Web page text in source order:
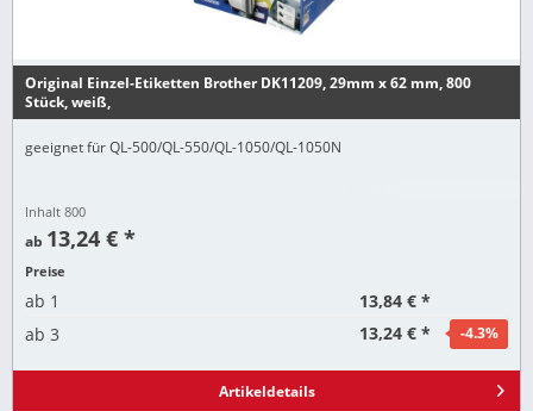
Original Einzel-Etiketten Brother DK11209, 29mm x 62 mm, 800
Stück, weiß,
geeignet für QL-500/QL-550/QL-1050/QL-1050N
Inhalt800
ab 13,24 € *
Preise
ab 1
13,84 € *
ab 3 13,24 € * -4.3%
Artikeldetails